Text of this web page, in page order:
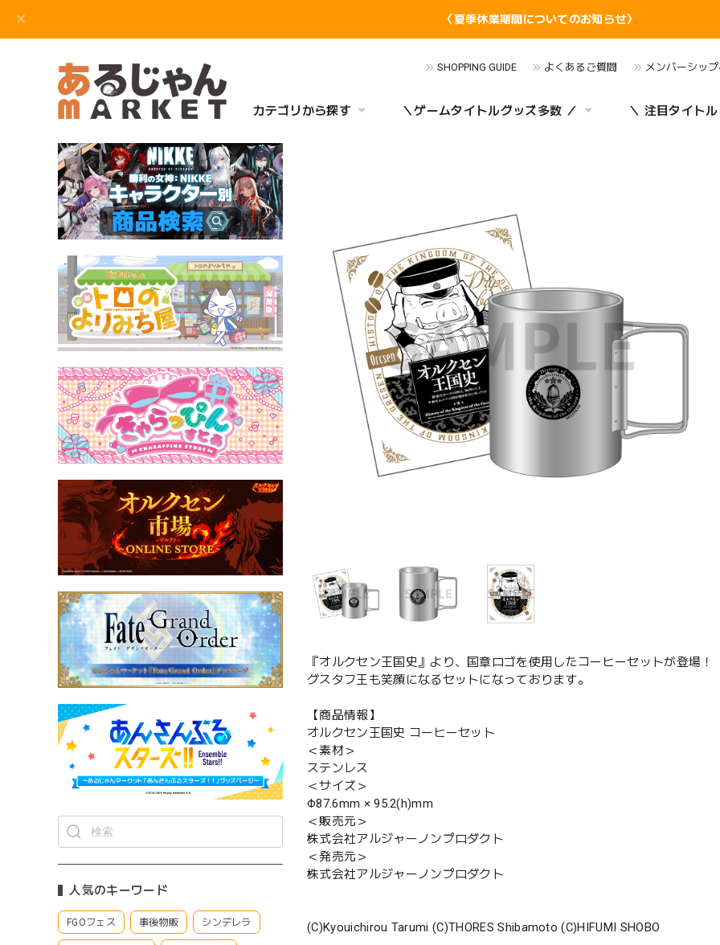
〈夏季休業期間についてのお知らせ〉
SHOPPING GUIDE よくあるご質問 メンバーシッ
カテゴリから探す ＼ゲームタイトルグッズ多数 ／ ＼ 注目タイト
人気のキーワード
FGOフェス 事後物販 シンデレラ
『オルクセン王国史』より、国章ロゴを使用したコーヒーセットが登場！
グスタフ王も笑顔になるセットになっております。
【商品情報】
オルクセン王国史 コーヒーセット
＜素材＞
ステンレス
＜サイズ＞
Φ87.6mm × 95.2(h)mm
＜販売元＞
株式会社アルジャーノンプロダクト
＜発売元＞
株式会社アルジャーノンプロダクト
(C)Kyouichirou Tarumi (C)THORES Shibamoto (C)HIFUMI SHOBO